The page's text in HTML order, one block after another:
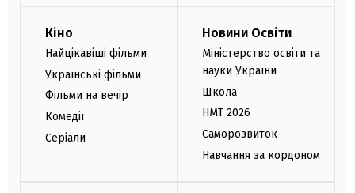
Кіно
Найцікавіші фільми
Українські фільми
Фільми на вечір
Комедії
Серіали
Новини Освіти
Міністерство освіти та
науки України
Школа
НМТ 2026
Саморозвиток
Навчання за кордоном